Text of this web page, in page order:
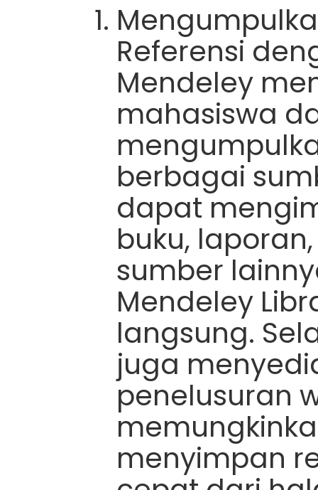
Referensi
Mendeley
mahasiswa
berbagai
dapat
buku,
sumber
Mendeley
langsung.
juga
penelusuran
menyimpan